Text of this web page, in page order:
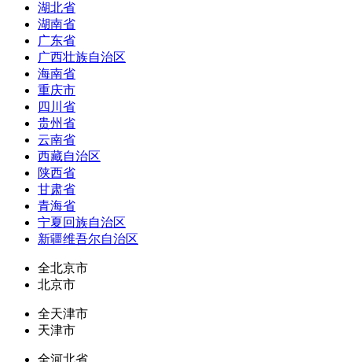
湖北省
湖南省
广东省
广西壮族自治区
海南省
重庆市
四川省
贵州省
云南省
西藏自治区
陕西省
甘肃省
青海省
宁夏回族自治区
新疆维吾尔自治区
全北京市
北京市
全天津市
天津市
全河北省